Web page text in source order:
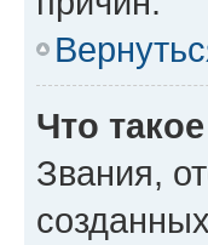
Что
Звания,